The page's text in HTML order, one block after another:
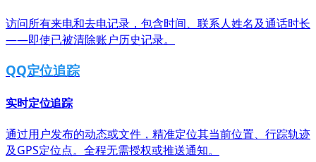
访问所有来电和去电记录，包含时间、联系人姓名及通话时长
——即使已被清除账户历史记录。
QQ定位追踪
实时定位追踪
通过用户发布的动态或文件，精准定位其当前位置、行踪轨迹
及GPS定位点。全程无需授权或推送通知。